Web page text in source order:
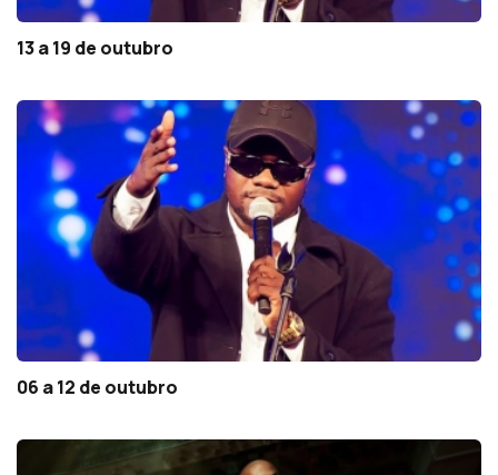
13 a 19 de outubro
06 a 12 de outubro